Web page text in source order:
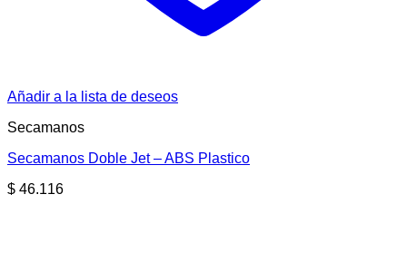
Añadir a la lista de deseos
Secamanos
Secamanos Doble Jet – ABS Plastico
$ 46.116